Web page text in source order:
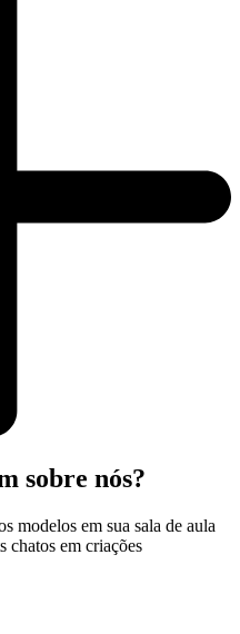
sobre nós?
modelos em sua sala de aula
chatos em criações